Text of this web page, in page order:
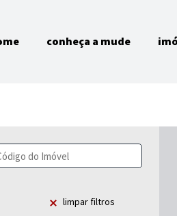
conheça a mude
limpar filtros